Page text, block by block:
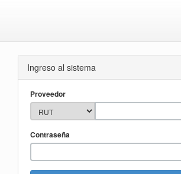
Ingreso al sistema
Proveedor
Contraseña